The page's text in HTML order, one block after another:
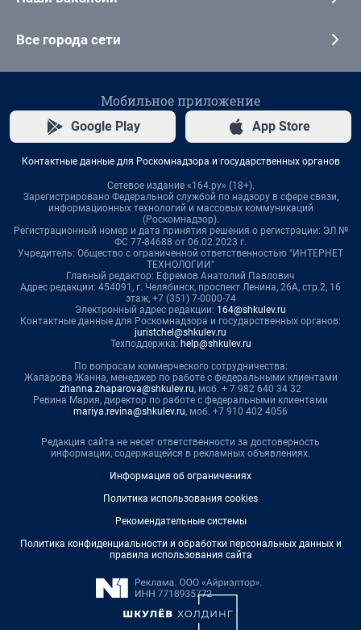
Все города сети
Мобильное приложение
Google Play App Store
Контактные данные для Роскомнадзора и государственных органов
Сетевое издание «164.ру» (18+).
Зарегистрировано Федеральной службой по надзору в сфере связи,
информационных технологий и массовых коммуникаций
(Роскомнадзор).
Регистрационный номер и дата принятия решения о регистрации: ЭЛ №
ФС 77-84688 от 06.02.2023 г.
Учредитель: Общество с ограниченной ответственностью "ИНТЕРНЕТ
ТЕХНОЛОГИИ"
Главный редактор: Ефремов Анатолий Павлович
Адрес редакции: 454091, г. Челябинск, проспект Ленина, 26А, стр.2, 16
этаж, +7 (351) 7-0000-74
Электронный адрес редакции: 164@shkulev.ru
Контактные данные для Роскомнадзора и государственных органов:
juristchel@shkulev.ru
Техподдержка: help@shkulev.ru
По вопросам коммерческого сотрудничества:
Жапарова Жанна, менеджер по работе с федеральными клиентами
zhanna.zhaparova@shkulev.ru, моб. + 7 982 640 34 32
Ревина Мария, директор по работе с федеральными клиентами
mariya.revina@shkulev.ru, моб. +7 910 402 4056
Редакция сайта не несет ответственности за достоверность
информации, содержащейся в рекламных объявлениях.
Информация об ограничениях
Политика использования cookies
Рекомендательные системы
Политика конфиденциальности и обработки персональных данных и
правила использования сайта